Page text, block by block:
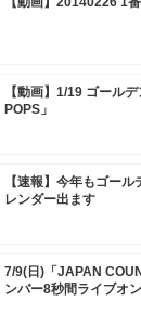
【動画】1/19 ゴール
POPS」
【速報】今年もゴー
レンダー出ます
7/9(日)「JAPAN
ンバー8秒間ライブオ